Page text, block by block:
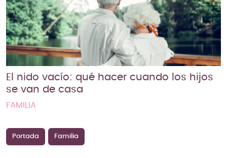
El nido vacío: qué hacer cuando los hijos
se van de casa
FAMILIA
Portada Familia